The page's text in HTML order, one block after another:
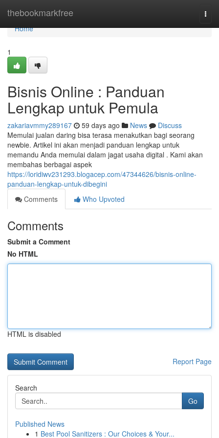
thebookmarkfree
Home
Home
1
Bisnis Online : Panduan
Lengkap untuk Pemula
zakariavmmy289167 59 days ago News
Discuss
Memulai jualan daring bisa terasa menakutkan bagi seorang
newbie. Artikel ini akan menjadi panduan lengkap untuk
memandu Anda memulai dalam jagat usaha digital . Kami akan
membahas berbagai aspek
https://loridiwv231293.blogacep.com/47344626/bisnis-online-
panduan-lengkap-untuk-dibegini
Comments
Who Upvoted
Comments
Submit a Comment
No HTML
HTML is disabled
Report Page
Search
Go
Published News
1 Best Pool Sanitizers : Our Choices & Your...